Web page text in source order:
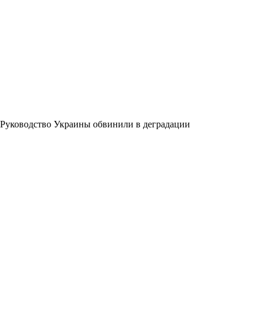
Руководство Украины обвинили в деградации